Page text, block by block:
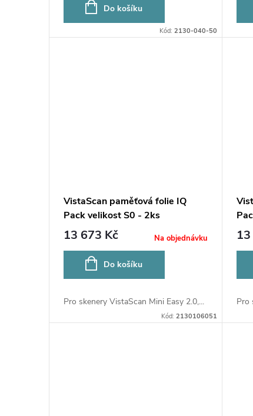
Do košíku
Kód:2130-040-50
VistaScan paměťová folie IQ
Pack velikost S0 - 2ks
13 673 Kč Na objednávku
Do košíku
Pro skenery VistaScan Mini Easy 2.0,...
Kód:2130106051
Pro